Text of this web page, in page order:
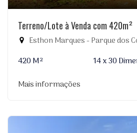
Terreno/Lote à Venda com 420m²
Esthon Marques - Parque dos
420 M²
14 x 30
Mais informações